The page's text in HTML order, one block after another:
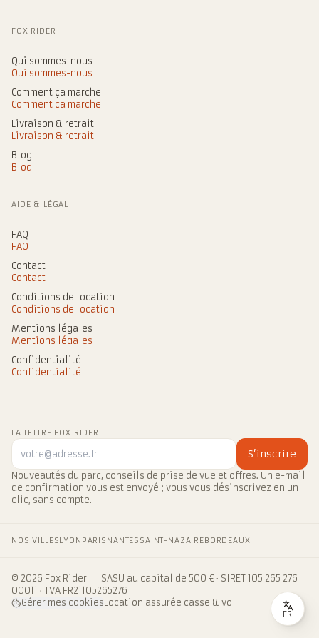
FOX RIDER
Qui sommes-nous
Qui sommes-nous
Comment ça marche
Comment ça marche
Livraison & retrait
Livraison & retrait
Blog
Blog
AIDE & LÉGAL
FAQ
FAQ
Contact
Contact
Conditions de location
Conditions de location
Mentions légales
Mentions légales
Confidentialité
Confidentialité
LA LETTRE FOX RIDER
S’inscrire
Nouveautés du parc, conseils de prise de vue et offres. Un e-mail
de confirmation vous est envoyé ; vous vous désinscrivez en un
clic, sans compte.
NOS VILLES LYON PARIS NANTES SAINT-NAZAIRE BORDEAUX
© 2026 Fox Rider — SASU au capital de 500 € · SIRET 105 265 276
00011 · TVA FR21105265276
Gérer mes cookies Location assurée casse & vol
FR